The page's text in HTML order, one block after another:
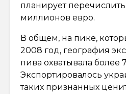
планирует
миллионов евро.
В общем, на пике,
2008 год, география
пива охватывала более
Экспортировалось
таких признанных